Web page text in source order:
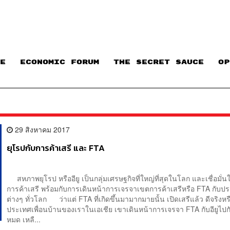
ECONOMIC FORUM THE SECRET SAUCE​
29 สิงหาคม 2017
ยุโรปกับการค้าเสรี และ FTA
สหภาพยุโรป หรืออียู เป็นกลุ่มเศรษฐกิจที่ใหญ่ที่สุดในโลก และเชื่อมั่น
การค้าเสรี พร้อมกับการเดินหน้าการเจรจาเขตการค้าเสรีหรือ FTA กับป
ต่างๆ ทั่วโลก ว่าแต่ FTA ที่เกิดขึ้นมามากมายนั้น เปิดเสรีแล้ว ดีจริงห
ประเทศเพื่อนบ้านของเราในเอเชีย เขาเดินหน้าการเจรจา FTA กับอียูไป
หมด เหลื...